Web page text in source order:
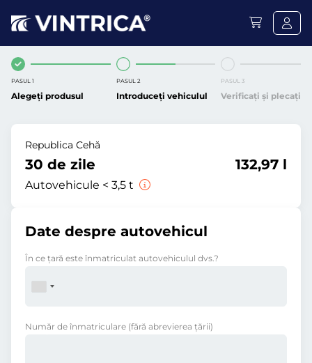
PASUL 1
Alegeți produsul
PASUL 2
Introduceți vehiculul
PASUL 3
Verificați și plecați
Republica Cehă
30 de zile
Autovehicule < 3,5 t
132,97 l
Date despre autovehicul
În ce ţară este înmatriculat autovehiculul dvs.?
Număr de înmatriculare (fără abrevierea ţării)